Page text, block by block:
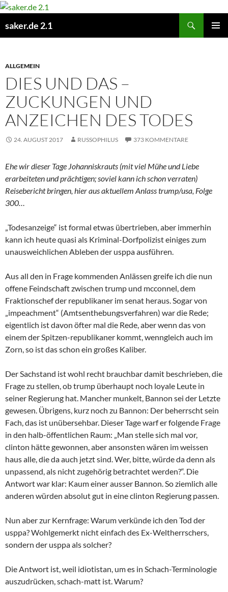
Zum
springen
saker.de 2.1
ALLGEMEIN
DIES UND DAS –
ZUCKUNGEN UND
ANZEICHEN DES TODES
24. AUGUST 2017 RUSSOPHILUS 373 KOMMENTARE
Ehe wir dieser Tage Johanniskrauts (mit viel Mühe und Liebe
erarbeiteten und prächtigen; soviel kann ich schon verraten)
Reisebericht bringen, hier aus aktuellem Anlass trump/usa, Folge
300…
„Todesanzeige“ ist formal etwas übertrieben, aber immerhin
kann ich heute quasi als Kriminal-Dorfpolizist einiges zum
unausweichlichen Ableben der usppa ausführen.
Aus all den in Frage kommenden Anlässen greife ich die nun
offene Feindschaft zwischen trump und mcconnel, dem
Fraktionschef der republikaner im senat heraus. Sogar von
„impeachment“ (Amtsenthebungsverfahren) war die Rede;
eigentlich ist davon öfter mal die Rede, aber wenn das von
einem der Spitzen-republikaner kommt, wenngleich auch im
Zorn, so ist das schon ein großes Kaliber.
Der Sachstand ist wohl recht brauchbar damit beschrieben, die
Frage zu stellen, ob trump überhaupt noch loyale Leute in
seiner Regierung hat. Mancher munkelt, Bannon sei der Letzte
gewesen. Übrigens, kurz noch zu Bannon: Der beherrscht sein
Fach, das ist unübersehbar. Dieser Tage warf er folgende Frage
in den halb-öffentlichen Raum: „Man stelle sich mal vor,
clinton hätte gewonnen, aber ansonsten wären im weissen
haus alle, die da auch jetzt sind. Wer, bitte, würde da denn als
unpassend, als nicht zugehörig betrachtet werden?“. Die
Antwort war klar: Kaum einer ausser Bannon. So ziemlich alle
anderen würden absolut gut in eine clinton Regierung passen.
Nun aber zur Kernfrage: Warum verkünde ich den Tod der
usppa? Wohlgemerkt nicht einfach des Ex-Weltherrschers,
sondern der usppa als solcher?
Die Antwort ist, weil idiotistan, um es in Schach-Terminologie
auszudrücken, schach-matt ist. Warum?